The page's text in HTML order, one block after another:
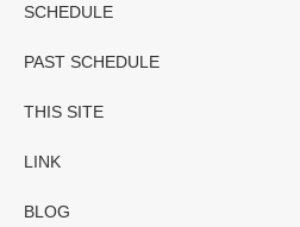
SCHEDULE
PAST SCHEDULE
THIS SITE
LINK
BLOG